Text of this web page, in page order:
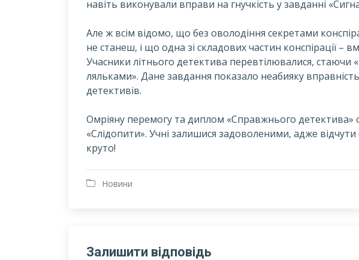
навіть виконували вправи на гнучкість у завданні
Але ж всім відомо, що без оволодіння секретами
не станеш, і що одна зі складових частин конспірації –
Учасники літнього детектива перевтілювалися, стаючи
ляльками». Дане завдання показало неабияку
детективів.
Омріяну перемогу та диплом «Справжнього
«Слідопити». Учні залишися задоволеними, адже
круто!
Новини
Залишити відповідь